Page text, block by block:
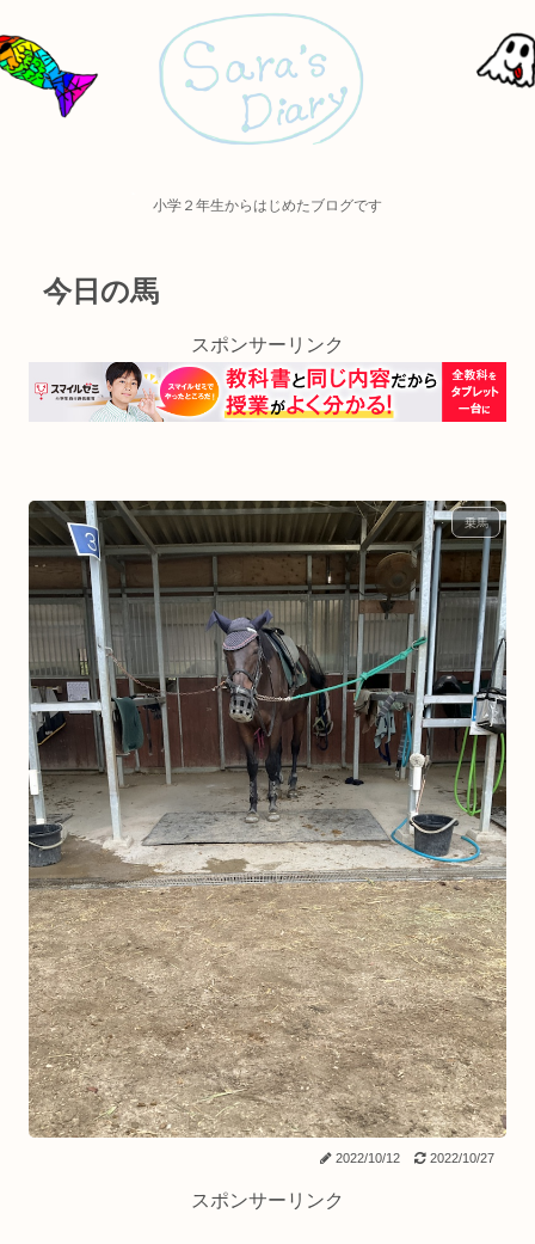
小学２年生からはじめたブログです
今日の馬
スポンサーリンク
乗馬
2022/10/12 2022/10/27
スポンサーリンク